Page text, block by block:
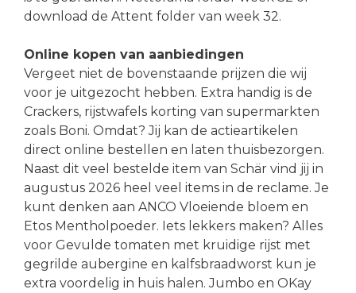
download de Attent folder van week 32.
Online kopen van aanbiedingen
Vergeet niet de bovenstaande prijzen die wij
voor je uitgezocht hebben. Extra handig is de
Crackers, rijstwafels korting van supermarkten
zoals Boni. Omdat? Jij kan de actieartikelen
direct online bestellen en laten thuisbezorgen.
Naast dit veel bestelde item van Schär vind jij in
augustus 2026 heel veel items in de reclame. Je
kunt denken aan ANCO Vloeiende bloem en
Etos Mentholpoeder. Iets lekkers maken? Alles
voor Gevulde tomaten met kruidige rijst met
gegrilde aubergine en kalfsbraadworst kun je
extra voordelig in huis halen. Jumbo en OKay